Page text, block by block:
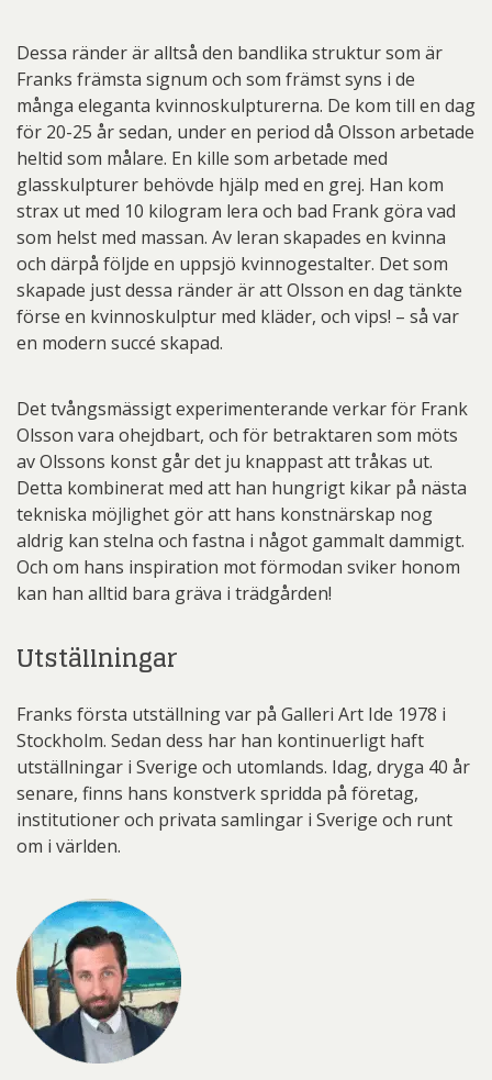
Dessa ränder är alltså den bandlika struktur som är
Franks främsta signum och som främst syns i de
många eleganta kvinnoskulpturerna. De kom till en dag
för 20-25 år sedan, under en period då Olsson arbetade
heltid som målare. En kille som arbetade med
glasskulpturer behövde hjälp med en grej. Han kom
strax ut med 10 kilogram lera och bad Frank göra vad
som helst med massan. Av leran skapades en kvinna
och därpå följde en uppsjö kvinnogestalter. Det som
skapade just dessa ränder är att Olsson en dag tänkte
förse en kvinnoskulptur med kläder, och vips! – så var
en modern succé skapad.
Det tvångsmässigt experimenterande verkar för Frank
Olsson vara ohejdbart, och för betraktaren som möts
av Olssons konst går det ju knappast att tråkas ut.
Detta kombinerat med att han hungrigt kikar på nästa
tekniska möjlighet gör att hans konstnärskap nog
aldrig kan stelna och fastna i något gammalt dammigt.
Och om hans inspiration mot förmodan sviker honom
kan han alltid bara gräva i trädgården!
Utställningar
Franks första utställning var på Galleri Art Ide 1978 i
Stockholm. Sedan dess har han kontinuerligt haft
utställningar i Sverige och utomlands. Idag, dryga 40 år
senare, finns hans konstverk spridda på företag,
institutioner och privata samlingar i Sverige och runt
om i världen.